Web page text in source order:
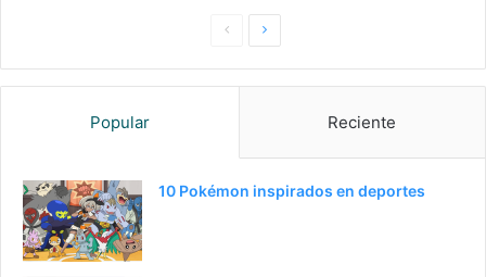
PaginaSiguiente
Popular Reciente
10 Pokémon inspirados en deportes